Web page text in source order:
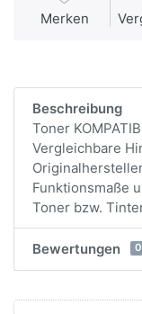
Merken
Beschreibung
Toner
Vergleichbare
Funktionsmaße
Toner bzw.
Bewertungen 0